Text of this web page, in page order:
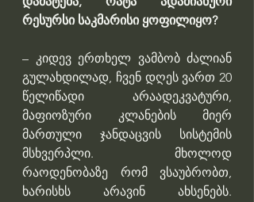
რესურსი საკმარისი ყოფილიყო?
– კიდევ ერთხელ ვამბობ ძალიან
გულახდილად, ჩვენ დღეს ვართ 20
წელიწადი არაადეკვატური,
მაფიოზური კლანების მიერ
მართული ჯანდაცვის სისტემის
მსხვერპლი. მხოლოდ
რაოდენობაზე რომ ვსაუბრობთ,
ხარისხს არავინ ახსენებს.